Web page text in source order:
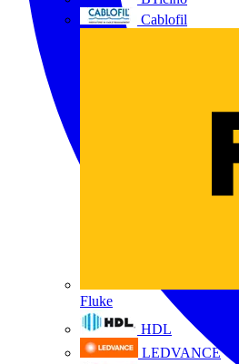
Cablofil
Fluke
HDL
LEDVANCE